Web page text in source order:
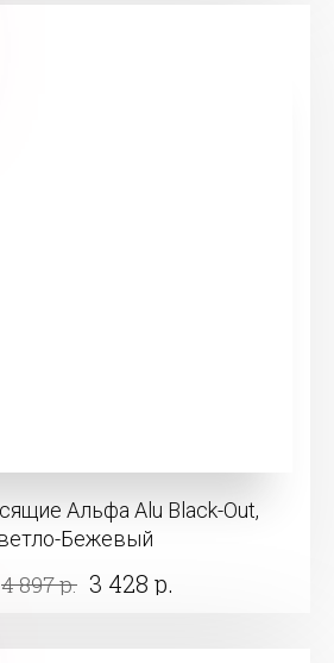
Альфа Alu Black-Out,
Бежевый
4 897 р. 3 428 р.